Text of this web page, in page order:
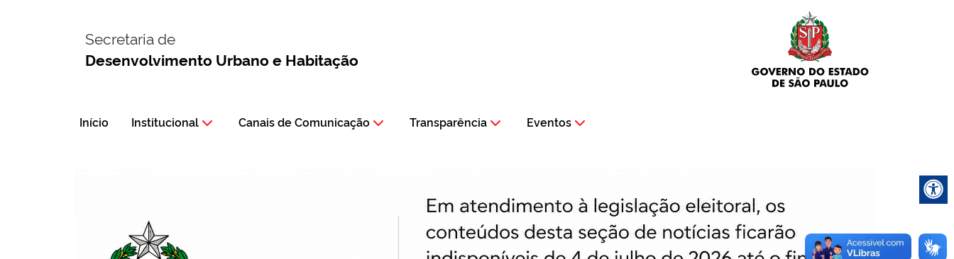
Secretaria de
Desenvolvimento Urbano e Habitação
Início Institucional Canais de Comunicação Transparência Eventos